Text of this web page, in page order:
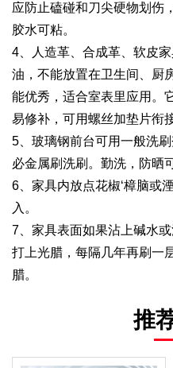
应防止磕碰和刀尖硬物划伤
胶水可粘。
4、人造革、合成革、软皮
油，不能放置在卫生间、厨
能优秀，适合室表里应用。
易修补，可用螺丝加垫片衔
5、玻璃钢前台可用一般洗
必金属刷洗刷。勤洗，防晒
6、家具内放点花椒‘樟脑或
入。
7、家具表面如果沾上碱水
打上光腊，每隔几年再刷一
腊。
推